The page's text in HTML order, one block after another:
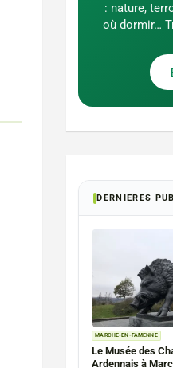
: nature,
où dormir…
DERNIERES
MARCHE-EN-FAMENNE
Le Musée des
Ardennais à